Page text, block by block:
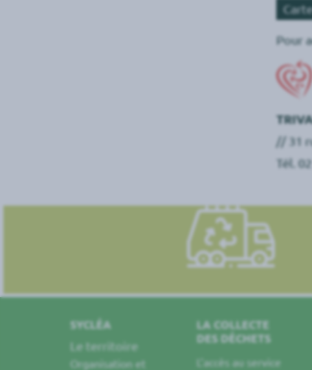
Pour
// 31
Tél.
SYCLÉA
Le territoire
Organisation et
LA COLLECTE
DES DÉCHETS
L’accès au service